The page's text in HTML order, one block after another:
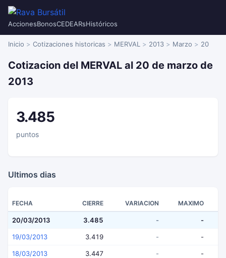
AccionesBonosCEDEARsHistóricos
Inicio Cotizaciones historicas MERVAL 2013 Marzo 20
Cotizacion del MERVAL al 20 de marzo de
2013
3.485
puntos
Ultimos dias
FECHA CIERRE VARIACION MAXIMO
20/03/2013 3.485 - -
19/03/2013 3.419 - -
18/03/2013 3.447 - -